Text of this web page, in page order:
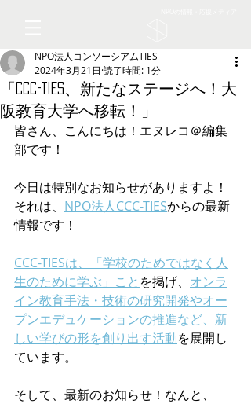
「CCC-TIES、新たなステージへ！大
阪教育大学へ移転！」
NPO法人コンソーシアムTIES
2024年3月21日 読了時間: 1分
皆さん、こんにちは！エヌレコ＠編集
部です！
今日は特別なお知らせがありますよ！
それは、 NPO法人CCC-TIESからの最新
情報です！
CCC-TIESは、「学校のためではなく人
生のために学ぶ」こと を掲げ、 オンラ
イン教育手法・技術の研究開発やオー
プンエデュケーションの推進など、新
しい学びの形を創り出す活動を展開し
ています。
そして、最新のお知らせ！なんと、